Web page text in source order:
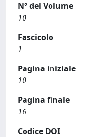
N° del Volume
10
Fascicolo
1
Pagina iniziale
10
Pagina finale
16
Codice DOI